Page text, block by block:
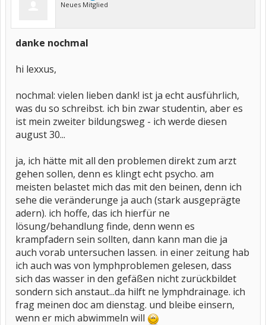
Neues Mitglied
danke nochmal
hi lexxus,
nochmal: vielen lieben dank! ist ja echt ausführlich,
was du so schreibst. ich bin zwar studentin, aber es
ist mein zweiter bildungsweg - ich werde diesen
august 30...
ja, ich hätte mit all den problemen direkt zum arzt
gehen sollen, denn es klingt echt psycho. am
meisten belastet mich das mit den beinen, denn ich
sehe die veränderunge ja auch (stark ausgeprägte
adern). ich hoffe, das ich hierfür ne
lösung/behandlung finde, denn wenn es
krampfadern sein sollten, dann kann man die ja
auch vorab untersuchen lassen. in einer zeitung hab
ich auch was von lymphproblemen gelesen, dass
sich das wasser in den gefäßen nicht zurückbildet
sondern sich anstaut...da hilft ne lymphdrainage. ich
frag meinen doc am dienstag. und bleibe einsern,
wenn er mich abwimmeln will